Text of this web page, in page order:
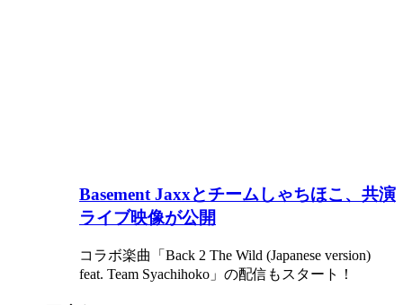
Basement Jaxxとチームしゃちほこ、共演
ライブ映像が公開
コラボ楽曲「Back 2 The Wild (Japanese version)
feat. Team Syachihoko」の配信もスタート！